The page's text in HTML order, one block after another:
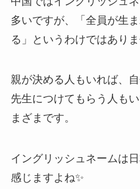
多いですが、「全員が生
る」というわけではありま
親が決める人もいれば、
先生につけてもらう人も
まざまです。
イングリッシュネームは
感じますよね✨